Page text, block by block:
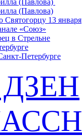
(Павлова)
(Павлова)
13 января
«Союз»
в Стрельне
Петербурге